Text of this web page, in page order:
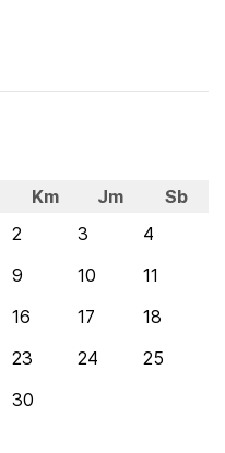
Km Jm
Sb
2 3
4
9 10
11
16 17
18
23 24
25
30